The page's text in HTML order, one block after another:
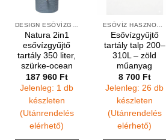
Natura 2in1
esővízgyűjtő
tartály 350 liter,
szürke-ocean
187 960 Ft
Jelenleg: 1 db
készleten
(Utánrendelés
elérhető)
Esővízgyűjtő
tartály talp 200–
310L – zöld
műanyag
8 700 Ft
Jelenleg: 26 db
készleten
(Utánrendelés
elérhető)